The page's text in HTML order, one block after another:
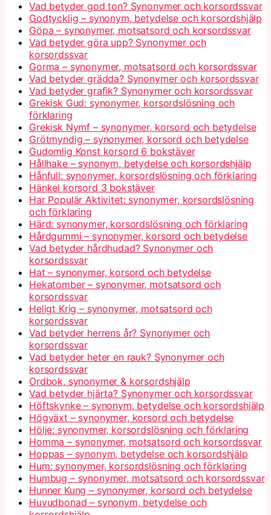
Vad betyder god ton? Synonymer och korsordssvar
Godtycklig – synonym, betydelse och korsordshjälp
Göpa – synonymer, motsatsord och korsordssvar
Vad betyder göra upp? Synonymer och
korsordssvar
Gorma – synonymer, motsatsord och korsordssvar
Vad betyder grädda? Synonymer och korsordssvar
Vad betyder grafik? Synonymer och korsordssvar
Grekisk Gud: synonymer, korsordslösning och
förklaring
Grekisk Nymf – synonymer, korsord och betydelse
Grötmyndig – synonymer, korsord och betydelse
Gudomlig Konst korsord 6 bokstäver
Hållhake – synonym, betydelse och korsordshjälp
Hånfull: synonymer, korsordslösning och förklaring
Hänkel korsord 3 bokstäver
Har Populär Aktivitet: synonymer, korsordslösning
och förklaring
Härd: synonymer, korsordslösning och förklaring
Hårdgummi – synonymer, korsord och betydelse
Vad betyder hårdhudad? Synonymer och
korsordssvar
Hat – synonymer, korsord och betydelse
Hekatomber – synonymer, motsatsord och
korsordssvar
Heligt Krig – synonymer, motsatsord och
korsordssvar
Vad betyder herrens år? Synonymer och
korsordssvar
Vad betyder heter en rauk? Synonymer och
korsordssvar
Ordbok, synonymer & korsordshjälp
Vad betyder hjärta? Synonymer och korsordssvar
Höftskynke – synonym, betydelse och korsordshjälp
Högväxt – synonymer, korsord och betydelse
Hölje: synonymer, korsordslösning och förklaring
Homma – synonymer, motsatsord och korsordssvar
Hoppas – synonym, betydelse och korsordshjälp
Hum: synonymer, korsordslösning och förklaring
Humbug – synonymer, motsatsord och korsordssvar
Hunner Kung – synonymer, korsord och betydelse
Huvudbonad – synonym, betydelse och